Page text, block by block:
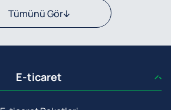
Tümünü Gör
E-ticaret